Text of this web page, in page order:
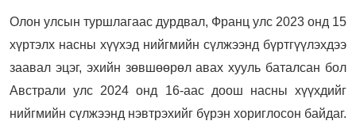
Олон улсын туршлагаас дурдвал, Франц улс 2023 онд 15
хүртэлх насны хүүхэд нийгмийн сүлжээнд бүртгүүлэхдээ
заавал эцэг, эхийн зөвшөөрөл авах хууль баталсан бол
Австрали улс 2024 онд 16-аас доош насны хүүхдийг
нийгмийн сүлжээнд нэвтрэхийг бүрэн хориглосон байдаг.